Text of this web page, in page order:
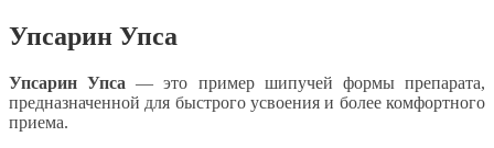
Упсарин Упса
Упсарин Упса — это пример шипучей формы препарата,
предназначенной для быстрого усвоения и более комфортного
приема.